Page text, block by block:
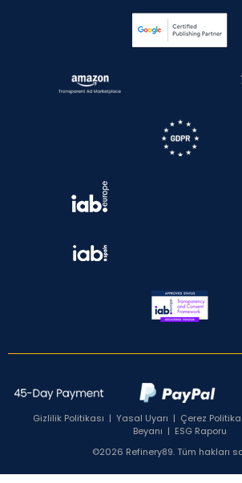
Gizlilik Politikası | Yasal Uyarı | Çerez
Beyanı | ESG Raporu
©2026 Refinery89. Tüm hakları